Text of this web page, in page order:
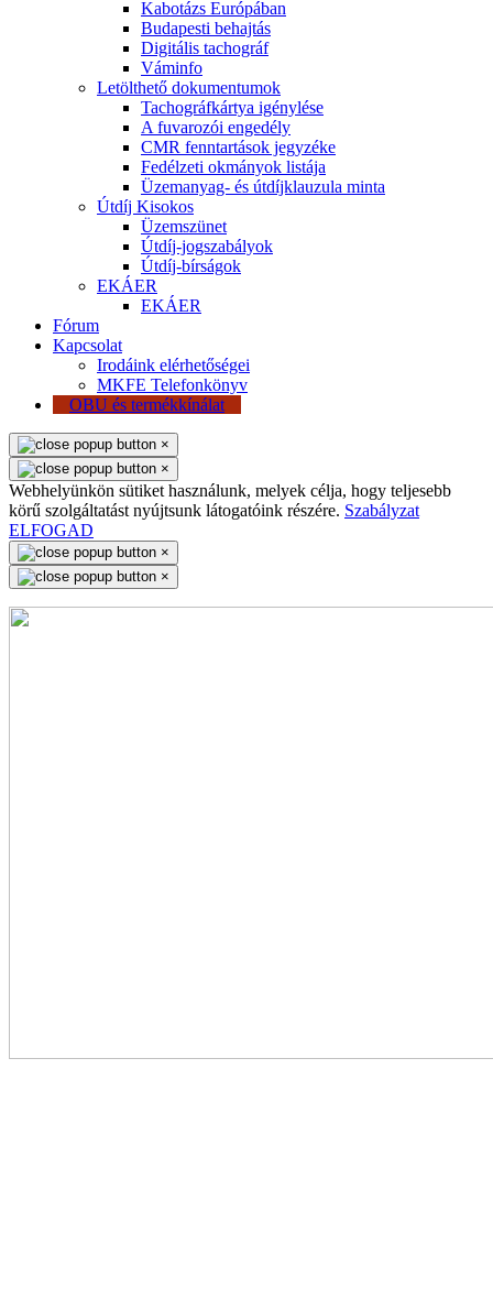
Kabotázs Európában
Budapesti behajtás
Digitális tachográf
Váminfo
Letölthető dokumentumok
Tachográfkártya igénylése
A fuvarozói engedély
CMR fenntartások jegyzéke
Fedélzeti okmányok listája
Üzemanyag- és útdíjklauzula minta
Útdíj Kisokos
Üzemszünet
Útdíj-jogszabályok
Útdíj-bírságok
EKÁER
EKÁER
Fórum
Kapcsolat
Irodáink elérhetőségei
MKFE Telefonkönyv
OBU és termékkínálat
×
×
Webhelyünkön sütiket használunk, melyek célja, hogy teljesebb
körű szolgáltatást nyújtsunk látogatóink részére. Szabályzat
ELFOGAD
×
×